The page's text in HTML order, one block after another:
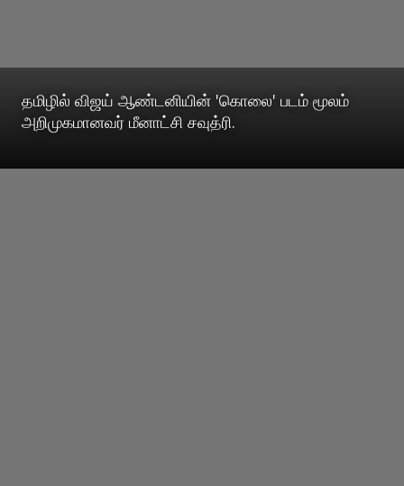
தமிழில் விஜய் ஆண்டனியின் 'கொலை' படம் மூலம்
அறிமுகமானவர் மீனாட்சி சவுத்ரி.